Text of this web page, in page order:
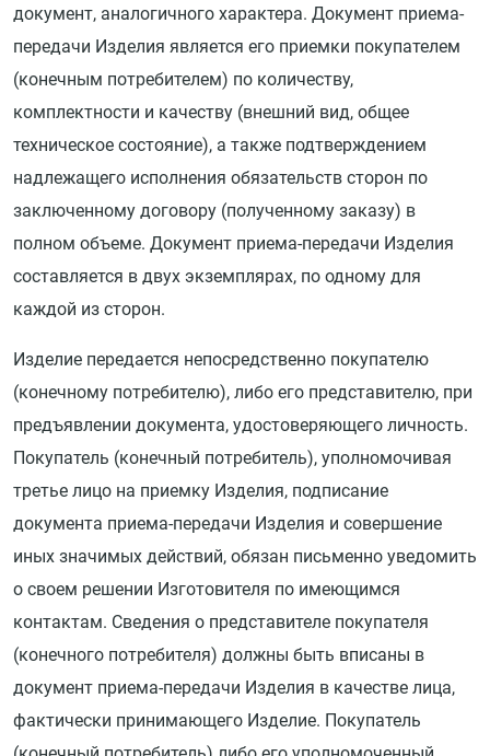
документ, аналогичного характера. Документ приема-
передачи Изделия является его приемки покупателем
(конечным потребителем) по количеству,
комплектности и качеству (внешний вид, общее
техническое состояние), а также подтверждением
надлежащего исполнения обязательств сторон по
заключенному договору (полученному заказу) в
полном объеме. Документ приема-передачи Изделия
составляется в двух экземплярах, по одному для
каждой из сторон.
Изделие передается непосредственно покупателю
(конечному потребителю), либо его представителю, при
предъявлении документа, удостоверяющего личность.
Покупатель (конечный потребитель), уполномочивая
третье лицо на приемку Изделия, подписание
документа приема-передачи Изделия и совершение
иных значимых действий, обязан письменно уведомить
о своем решении Изготовителя по имеющимся
контактам. Сведения о представителе покупателя
(конечного потребителя) должны быть вписаны в
документ приема-передачи Изделия в качестве лица,
фактически принимающего Изделие. Покупатель